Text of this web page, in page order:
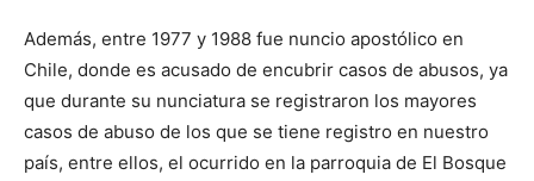
Además, entre 1977 y 1988 fue nuncio apostólico en
Chile, donde es acusado de encubrir casos de abusos, ya
que durante su nunciatura se registraron los mayores
casos de abuso de los que se tiene registro en nuestro
país, entre ellos, el ocurrido en la parroquia de El Bosque